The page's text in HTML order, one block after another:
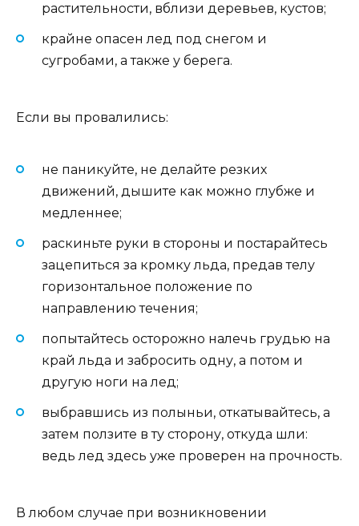
растительности, вблизи деревьев, кустов;
крайне опасен лед под снегом и
сугробами, а также у берега.
Если вы провалились:
не паникуйте, не делайте резких
движений, дышите как можно глубже и
медленнее;
раскиньте руки в стороны и постарайтесь
зацепиться за кромку льда, предав телу
горизонтальное положение по
направлению течения;
попытайтесь осторожно налечь грудью на
край льда и забросить одну, а потом и
другую ноги на лед;
выбравшись из полыньи, откатывайтесь, а
затем ползите в ту сторону, откуда шли:
ведь лед здесь уже проверен на прочность.
В любом случае при возникновении